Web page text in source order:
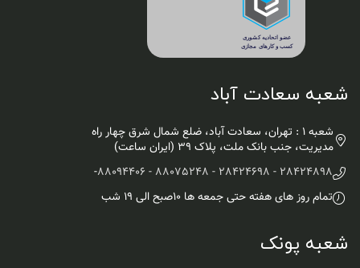
شعبه سعادت آباد
شعبه 1 : تهران، سعادت آباد، ضلع شمال شرق چهار راه
مدیریت، جنب بانک ملت، پلاک ۳۹ (ایران ساعت)
28424898 - 28424698 - 88075248 - 88094406
-
تمام روز های هفته حتی جمعه ها ۱۰صبح الی ۱۹ شب
شعبه پونک